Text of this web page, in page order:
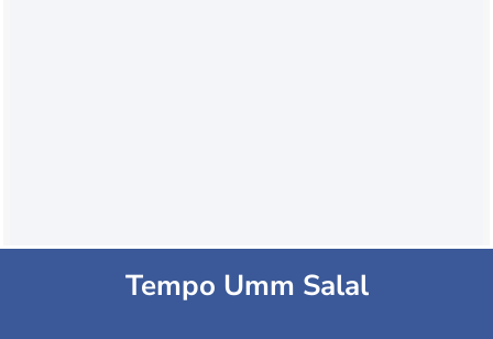
Tempo Umm Salal